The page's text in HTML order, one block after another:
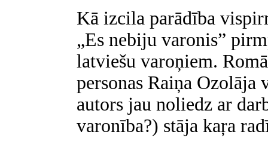
Kā izcila parādība
„Es nebiju varonis”
latviešu varoņiem.
personas Raiņa
autors jau noliedz ar
varonība?) stāja kaŗa